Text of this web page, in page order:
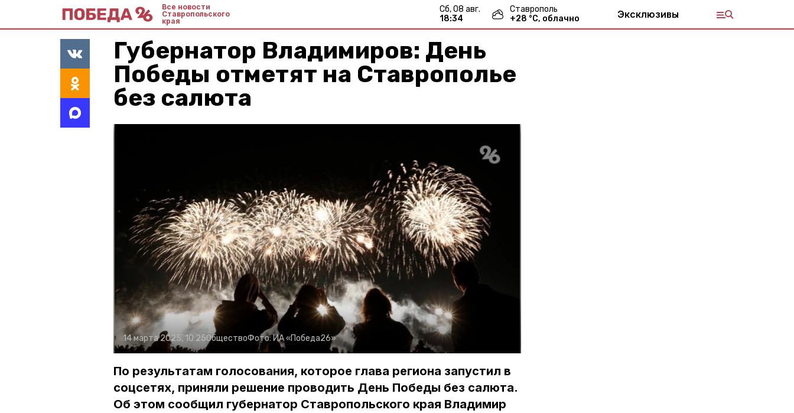
Все новости
Ставропольского
края
сб, 08 авг.
18:34
Ставрополь
+28 °С, облачно Эксклюзивы
Губернатор Владимиров: День
Победы отметят на Ставрополье
без салюта
14 марта 2025, 10:25ОбществоФото:ИА «Победа26»
По результатам голосования, которое глава региона запустил в
соцсетях, приняли решение проводить День Победы без салюта.
Об этом сообщил губернатор Ставропольского края Владимир